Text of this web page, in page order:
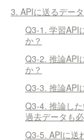
3. APIに送るデー
Q3-1. 学習API
か？
Q3-2. 推論API
か？
Q3-3. 推論API
Q3-4. 推論し
過去データも
Q3-5. APIに送